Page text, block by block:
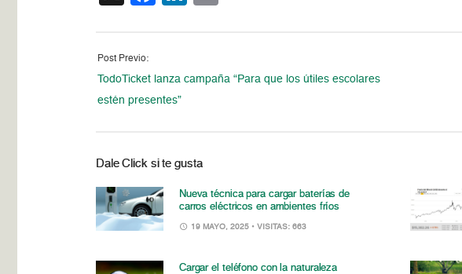
Post Previo:
TodoTicket lanza campaña “Para que los útiles escolares
estén presentes”
Dale Click si te gusta
Nueva técnica para cargar baterías de
carros eléctricos en ambientes fríos
19 MAYO, 2025 • VISITAS: 663
Cargar el teléfono con la naturaleza